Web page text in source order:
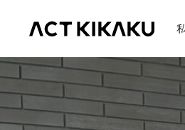
ABOUT